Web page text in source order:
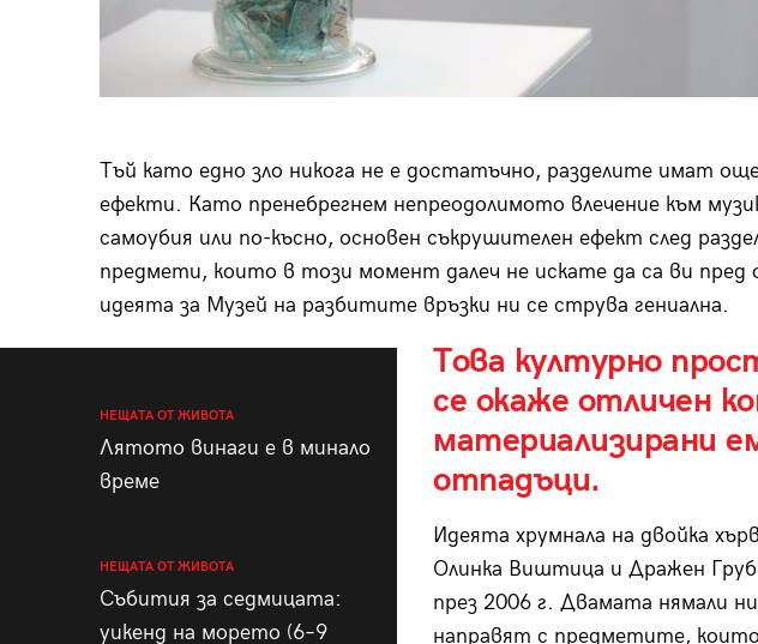
Тъй като едно зло никога не е достатъчно, разделите имат
ефекти. Като пренебрегнем непреодолимото влечение към
самоубия или по-късно, основен съкрушителен ефект след
предмети, които в този момент далеч не искате да са ви пред
идеята за Музей на разбитите връзки ни се струва гениална.
НЕЩАТА ОТ ЖИВОТА
Лятото винаги е в минало
време
НЕЩАТА ОТ ЖИВОТА
Събития за седмицата:
уикенд на морето (6–9
Това културно
се окаже отличен
материализирани
отпадъци.
Идеята хрумнала на двойка
Олинка Виштица и Дражен
през 2006 г. Двамата нямали
направят с предметите, които